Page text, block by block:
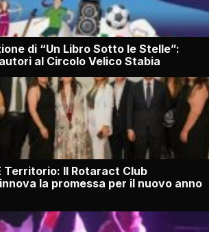
di “Un Libro Sotto le Stelle”:
al Circolo Velico Stabia
Territorio: Il Rotaract Club
la promessa per il nuovo anno